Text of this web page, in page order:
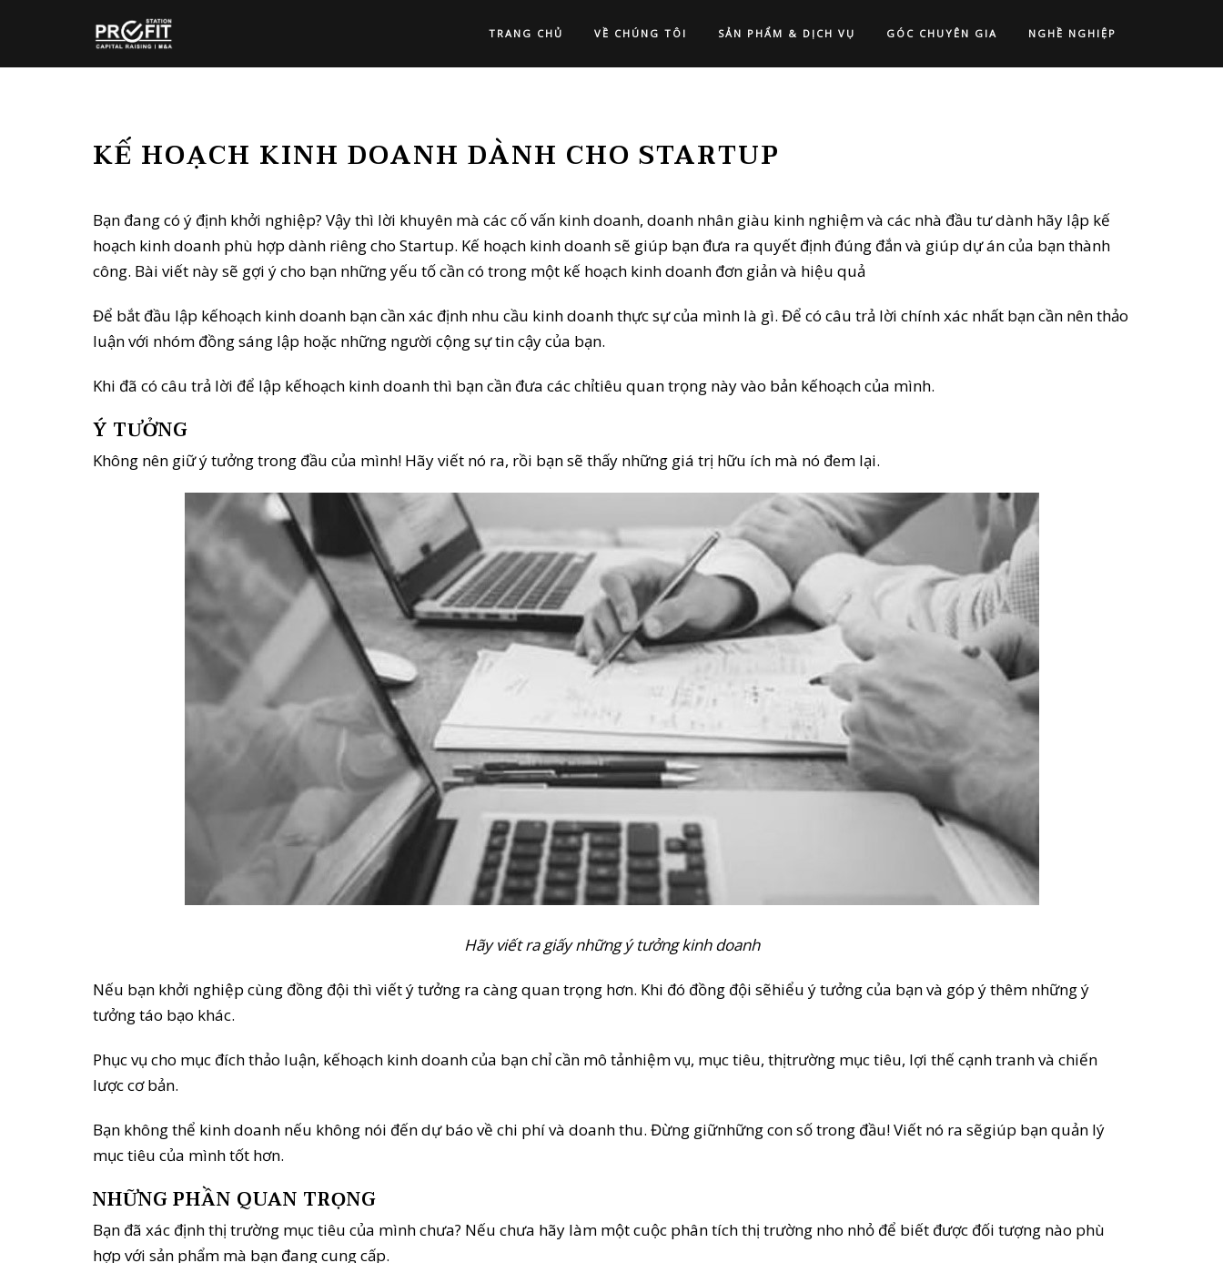
TRANG CHỦ VỀ CHÚNG TÔI SẢN PHẨM & DỊCH VỤ GÓC CHUYÊN GIA NGHỀ NGHIỆP
KẾ HOẠCH KINH DOANH DÀNH CHO STARTUP
Bạn đang có ý định khởi nghiệp? Vậy thì lời khuyên mà các cố vấn kinh doanh, doanh nhân giàu kinh nghiệm và các nhà đầu tư dành hãy lập kế
hoạch kinh doanh phù hợp dành riêng cho Startup. Kế hoạch kinh doanh sẽ giúp bạn đưa ra quyết định đúng đắn và giúp dự án của bạn thành
công. Bài viết này sẽ gợi ý cho bạn những yếu tố cần có trong một kế hoạch kinh doanh đơn giản và hiệu quả
Để bắt đầu lập kếhoạch kinh doanh bạn cần xác định nhu cầu kinh doanh thực sự của mình là gì. Để có câu trả lời chính xác nhất bạn cần nên thảo
luận với nhóm đồng sáng lập hoặc những người cộng sự tin cậy của bạn.
Khi đã có câu trả lời để lập kếhoạch kinh doanh thì bạn cần đưa các chỉtiêu quan trọng này vào bản kếhoạch của mình.
Ý TƯỞNG
Không nên giữ ý tưởng trong đầu của mình! Hãy viết nó ra, rồi bạn sẽ thấy những giá trị hữu ích mà nó đem lại.
Hãy viết ra giấy những ý tưởng kinh doanh
Nếu bạn khởi nghiệp cùng đồng đội thì viết ý tưởng ra càng quan trọng hơn. Khi đó đồng đội sẽhiểu ý tưởng của bạn và góp ý thêm những ý
tưởng táo bạo khác.
Phục vụ cho mục đích thảo luận, kếhoạch kinh doanh của bạn chỉ cần mô tảnhiệm vụ, mục tiêu, thịtrường mục tiêu, lợi thế cạnh tranh và chiến
lược cơ bản.
Bạn không thể kinh doanh nếu không nói đến dự báo về chi phí và doanh thu. Đừng giữnhững con số trong đầu! Viết nó ra sẽgiúp bạn quản lý
mục tiêu của mình tốt hơn.
NHỮNG PHẦN QUAN TRỌNG
Bạn đã xác định thị trường mục tiêu của mình chưa? Nếu chưa hãy làm một cuộc phân tích thị trường nho nhỏ để biết được đối tượng nào phù
hợp với sản phẩm mà bạn đang cung cấp.